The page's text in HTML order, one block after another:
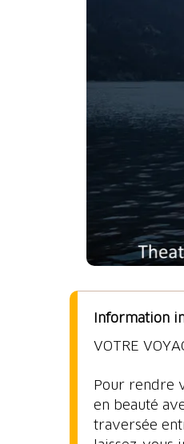
Information
VOTRE
Pour rendre
en beauté
traversée